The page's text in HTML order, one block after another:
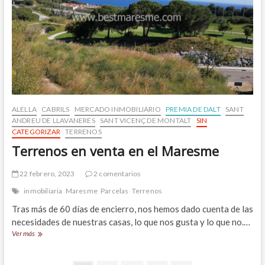
ALELLA CABRILS MERCADO INMOBILIARIO PREMIA DE DALT
SANT
ANDREU DE LLAVANERES
SANT VICENÇ DE MONTALT SIN
CATEGORIZAR TERRENOS
Terrenos en venta en el Maresme
22 febrero, 2023
2 comentarios
inmobiliaria Maresme Parcelas Terrenos
Tras más de 60 días de encierro, nos hemos dado cuenta de las
necesidades de nuestras casas, lo que nos gusta y lo que no.…
Ver másTerrenos